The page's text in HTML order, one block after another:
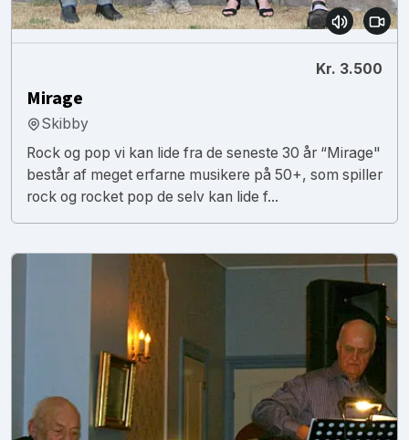
Kr. 3.500
Mirage
Skibby
Rock og pop vi kan lide fra de seneste 30 år “Mirage"
består af meget erfarne musikere på 50+, som spiller
rock og rocket pop de selv kan lide f...